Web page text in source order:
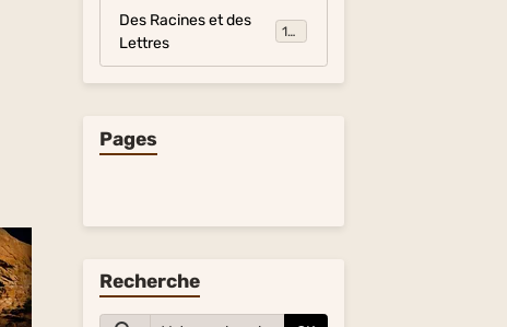
Des Racines et des
Lettres
134
Pages
Recherche